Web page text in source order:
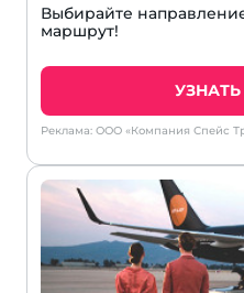
Выбирайте
маршрут!
Реклама: ООО «Компания Спейс